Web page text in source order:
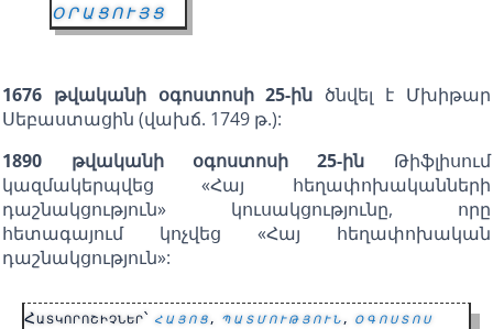
ՕՐԱՑՈՒՅՑ
1676 թվականի օգոստոսի 25-ին ծնվել է Մխիթար
Սեբաստացին (վախճ. 1749 թ.):
1890 թվականի օգոստոսի 25-ին Թիֆլիսում
կազմակերպվեց «Հայ հեղափոխականների
դաշնակցություն» կուսակցությունը, որը
հետագայում կոչվեց «Հայ հեղափոխական
դաշնակցություն»:
Հատկորոշիչներ՝ հայոց, պատմություն, օգոստոս